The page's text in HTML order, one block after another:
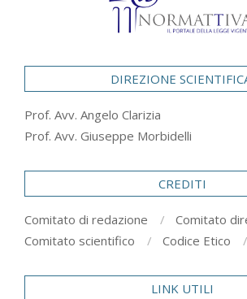
DIREZIONE
Prof. Avv. Angelo Clarizia
Prof. Avv. Giuseppe Morbidelli
CREDITI
Comitato di redazione
Comitato
Comitato scientifico
Codice Etico
LINK UTILI